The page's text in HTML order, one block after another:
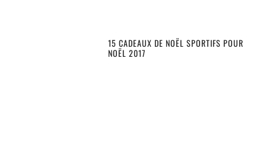
15 CADEAUX DE NOËL SPORTIFS POUR
NOËL 2017